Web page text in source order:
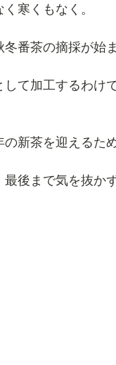
寒くもなく。
番茶の摘採が始
して加工するわけ
新茶を迎えるた
後まで気を抜か